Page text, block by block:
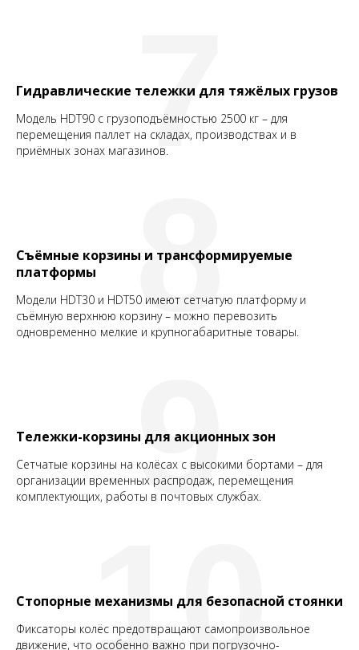
Гидравлические тележки для тяжёлых грузов
Модель HDT90 с грузоподъёмностью 2500 кг – для
перемещения паллет на складах, производствах и в
приёмных зонах магазинов.7
Съёмные корзины и трансформируемые
платформы
Модели HDT30 и HDT50 имеют сетчатую платформу и
съёмную верхнюю корзину – можно перевозить
одновременно мелкие и крупногабаритные товары.
8
Тележки-корзины для акционных зон
Сетчатые корзины на колёсах с высокими бортами – для
организации временных распродаж, перемещения
комплектующих, работы в почтовых службах.
9
Стопорные механизмы для безопасной стоянки
Фиксаторы колёс предотвращают самопроизвольное
движение, что особенно важно при погрузочно-
10